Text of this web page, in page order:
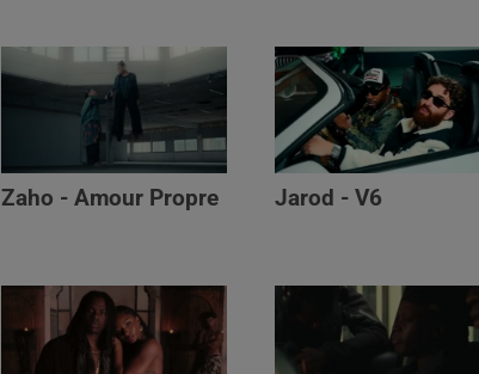
Zaho - Amour Propre Jarod - V6